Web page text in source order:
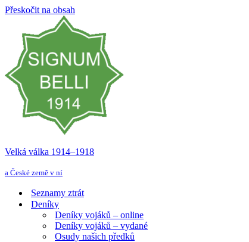
Přeskočit na obsah
Velká válka 1914–⁠⁠⁠⁠⁠⁠1918
a České země v ní
Seznamy ztrát
Deníky
Deníky vojáků – online
Deníky vojáků – vydané
Osudy našich předků